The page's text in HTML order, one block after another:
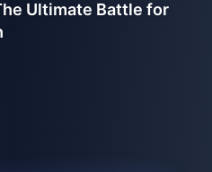
Ultimate Battle for